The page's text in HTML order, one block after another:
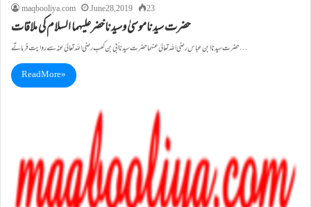
maqbooliya.com June 28, 2019 23
حضرت سيدناموسیٰ وسیدناخضرعلیہما السلام کی ملاقات
حضرت سيدنااِبن عباس رضی اللہ تعالیٰ عنہماحضرت سيدنا اُبی بن کعب رضی اللہ تعالیٰ عنہ سے روایت فرماتے…
Read More »